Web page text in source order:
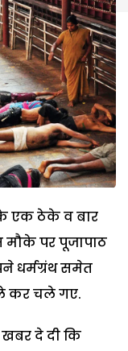
एक ठेके व बार
पर पूजापाठ
धर्मग्रंथ समेत
कर चले गए.
दे दी कि